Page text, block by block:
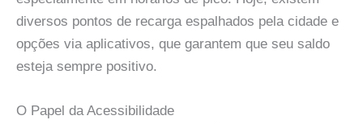
diversos pontos de recarga espalhados pela cidade e
opções via aplicativos, que garantem que seu saldo
esteja sempre positivo.
O Papel da Acessibilidade